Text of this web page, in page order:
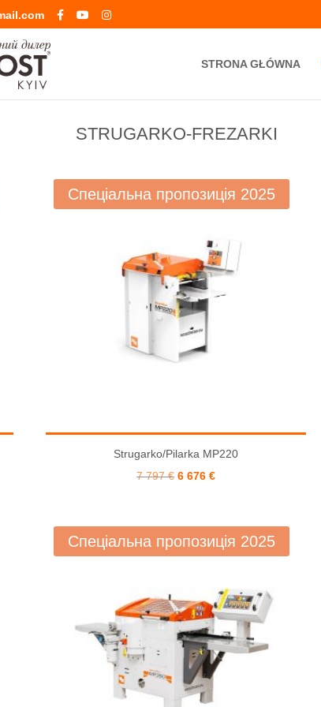
STRONA GŁÓWNA
STRUGARKO-FREZARKI
Спеціальна пропозиція 2025
Strugarko/Pilarka MP220
7 797€ Pierwotna
7 797 €.
6 676€Aktualna
6 676 €.
Спеціальна пропозиція 2025